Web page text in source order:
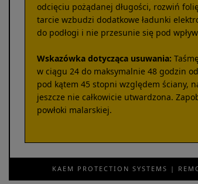
odcięciu pożądanej długości, rozwiń
tarcie wzbudzi dodatkowe ładunki
do podłogi i nie przesunie się pod
Wskazówka dotycząca usuwania:
w ciągu 24 do maksymalnie 48 godzin
pod kątem 45 stopni względem ściany,
jeszcze nie całkowicie utwardzona.
powłoki malarskiej.
KAEM PROTECTION SYSTEMS |